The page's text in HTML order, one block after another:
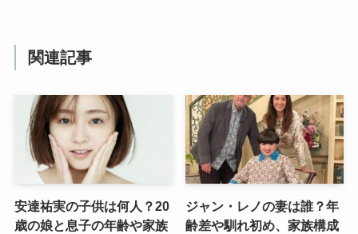
関連記事
安達祐実の子供は何人？20
歳の娘と息子の年齢や家族
ジャン・レノの妻は誰？年
齢差や馴れ初め、家族構成